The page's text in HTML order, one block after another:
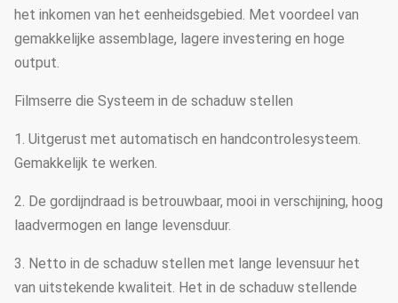
het inkomen van het eenheidsgebied. Met voordeel van
gemakkelijke assemblage, lagere investering en hoge
output.
Filmserre die Systeem in de schaduw stellen
1. Uitgerust met automatisch en handcontrolesysteem.
Gemakkelijk te werken.
2. De gordijndraad is betrouwbaar, mooi in verschijning, hoog
laadvermogen en lange levensduur.
3. Netto in de schaduw stellen met lange levensuur het
van uitstekende kwaliteit. Het in de schaduw stellende